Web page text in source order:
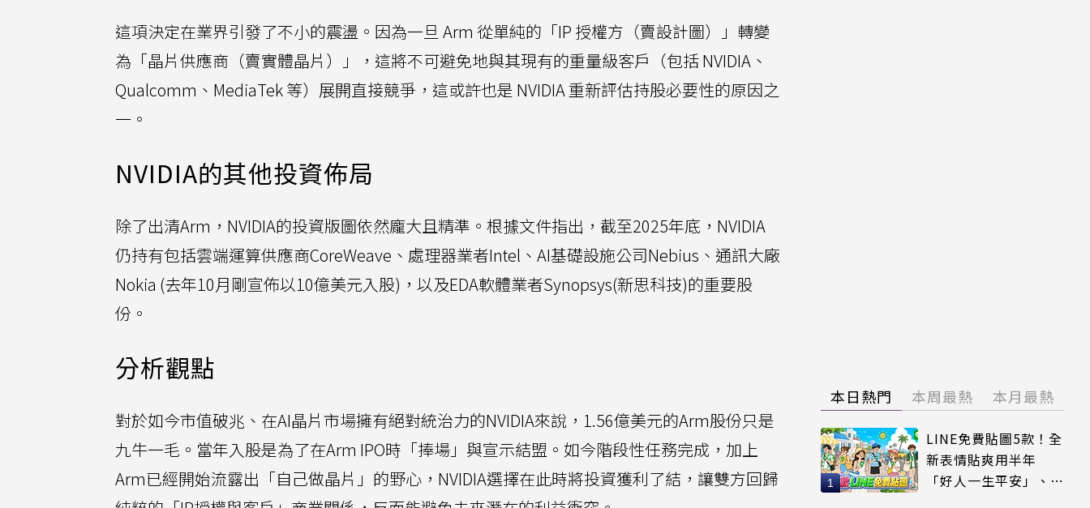
這項決定在業界引發了不小的震盪。因為一旦 Arm 從單純的「IP 授權方（賣設計圖）」轉變
為「晶片供應商（賣實體晶片）」，這將不可避免地與其現有的重量級客戶（包括 NVIDIA、
Qualcomm、MediaTek 等）展開直接競爭，這或許也是 NVIDIA 重新評估持股必要性的原因之
一。
NVIDIA的其他投資佈局
除了出清Arm，NVIDIA的投資版圖依然龐大且精準。根據文件指出，截至2025年底，NVIDIA
仍持有包括雲端運算供應商CoreWeave、處理器業者Intel、AI基礎設施公司Nebius、通訊大廠
Nokia (去年10月剛宣佈以10億美元入股)，以及EDA軟體業者Synopsys(新思科技)的重要股
份。
分析觀點
對於如今市值破兆、在AI晶片市場擁有絕對統治力的NVIDIA來說，1.56億美元的Arm股份只是
九牛一毛。當年入股是為了在Arm IPO時「捧場」與宣示結盟。如今階段性任務完成，加上
Arm已經開始流露出「自己做晶片」的野心，NVIDIA選擇在此時將投資獲利了結，讓雙方回歸
本日熱門 本周最熱 本月最熱
LINE免費貼圖5款！全
新表情貼爽用半年
「好人一生平安」、